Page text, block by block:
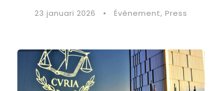
23 januari 2026 • Évènement, Press